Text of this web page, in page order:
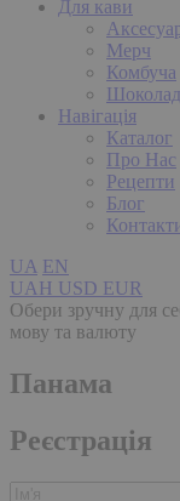
Для кави
Мерч
Комбуча
Шоколад
Навігація
Каталог
Про Нас
Рецепти
Блог
UA EN
UAH USD EUR
Обери зручну для
мову та валюту
Панама
Реєстрація